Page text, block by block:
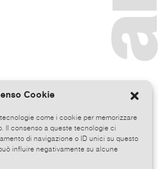
Cookie
come i cookie per memorizzare
Il consenso a queste tecnologie ci
di navigazione o ID unici su questo
influire negativamente su alcune